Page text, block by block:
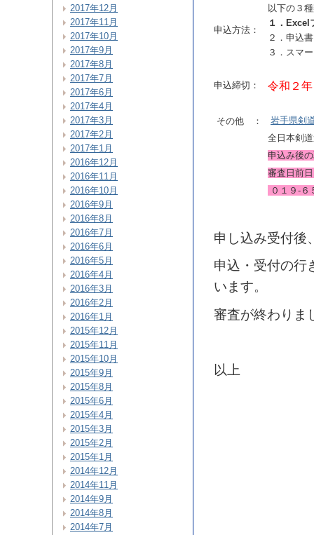
申込方法：
以下の３
１．Excel
２．申込
３．スマ
申込締切： 令和２
その他 ：
岩手県剣
全日本剣
申込み後
審査日前
０１９-６
申し込み受付後
申込・受付の行
います。
審査が終わりま
以上
2017年12月
2017年11月
2017年10月
2017年9月
2017年8月
2017年7月
2017年6月
2017年4月
2017年3月
2017年2月
2017年1月
2016年12月
2016年11月
2016年10月
2016年9月
2016年8月
2016年7月
2016年6月
2016年5月
2016年4月
2016年3月
2016年2月
2016年1月
2015年12月
2015年11月
2015年10月
2015年9月
2015年8月
2015年6月
2015年4月
2015年3月
2015年2月
2015年1月
2014年12月
2014年11月
2014年9月
2014年8月
2014年7月